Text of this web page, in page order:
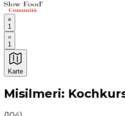
1
1
Karte
Unvergessliche kulinarische
Misilmeri: